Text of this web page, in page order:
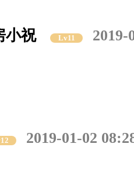
小祝 Lv11
2019-
2019-01-02